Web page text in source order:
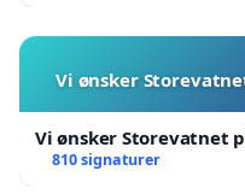
Vi ønsker
Vi ønsker Storevatnet
810 signaturer